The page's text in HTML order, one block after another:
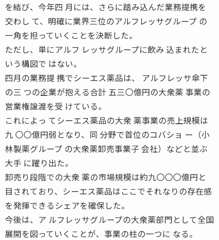
を結び、今年四 月には、さらに踏み込んだ業務提携を
交わし て、明確に業界三位のアルフレッサグループ の
一角を担っていくことを決断した。
ただし、単にアルフ レッサグループに飲み 込まれたと
いう構図で はない。
四月の業務提 携でシーエス薬品は、 アルフレッサ傘下
の三 つの企業が抱える合計 五三〇億円の大衆薬 事業の
営業権譲渡を受 けている。
これによっ てシーエス薬品の大衆 薬事業の売上規模は
九 〇〇億円弱となり、同 分野で首位のコバショ ー（小
林製薬グループ の大衆薬卸売事業子 会社）などと並ぶ
大手 に躍り出た。
卸売り段階での大衆 薬の市場規模は約九〇〇〇億円と
目されており、シーエス薬品はここでそれなりの存在感
を発揮できるシェアを確保した。
今後は、ア ルフレッサグループの大衆薬部門として全国
展開を図っていくことが、事業の柱の一つに なる。